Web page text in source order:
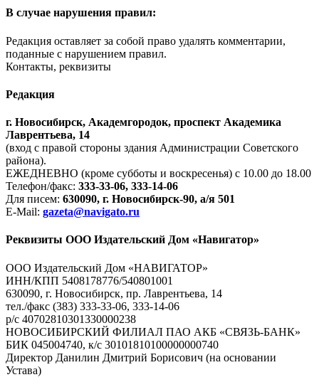
В случае нарушения правил:
Редакция оставляет за собой право удалять комментарии,
поданные с нарушением правил.
Контакты, реквизиты
Редакция
г. Новосибирск, Академгородок, проспект Академика
Лаврентьева, 14
(вход с правой стороны здания Администрации Советского
района).
ЕЖЕДНЕВНО (кроме субботы и воскресенья) с 10.00 до 18.00
Телефон/факс: 333-33-06, 333-14-06
Для писем: 630090, г. Новосибирск-90, а/я 501
E-Mail: gazeta@navigato.ru
Реквизиты ООО Издательский Дом «Навигатор»
ООО Издательский Дом «НАВИГАТОР»
ИНН/КПП 5408178776/540801001
630090, г. Новосибирск, пр. Лаврентьева, 14
тел./факс (383) 333-33-06, 333-14-06
р/с 40702810301330000238
НОВОСИБИРСКИЙ ФИЛИАЛ ПАО АКБ «СВЯЗЬ-БАНК»
БИК 045004740, к/с 30101810100000000740
Директор Данилин Дмитрий Борисович (на основании
Устава)